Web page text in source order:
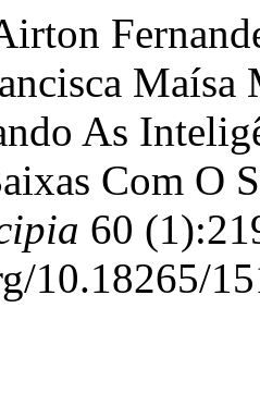
As
Com O
60
10.18265/